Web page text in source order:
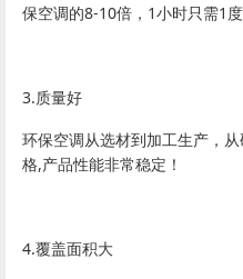
保空调的8-10倍，1小时只需1度
3.质量好
环保空调从选材到加工生产，
格,产品性能非常稳定！
4.覆盖面积大